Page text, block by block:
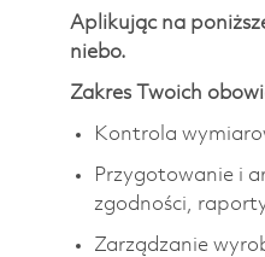
Aplikując na
niebo.
Zakres Twoich
Kontrola
Przygotowanie i
zgodności,
Zarządzanie